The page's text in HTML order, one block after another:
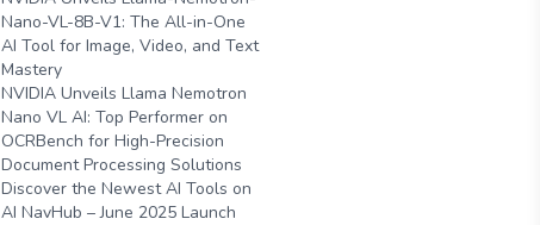
Nano-VL-8B-V1: The All-in-One
AI Tool for Image, Video, and Text
Mastery
NVIDIA Unveils Llama Nemotron
Nano VL AI: Top Performer on
OCRBench for High-Precision
Document Processing Solutions
Discover the Newest AI Tools on
AI NavHub – June 2025 Launch